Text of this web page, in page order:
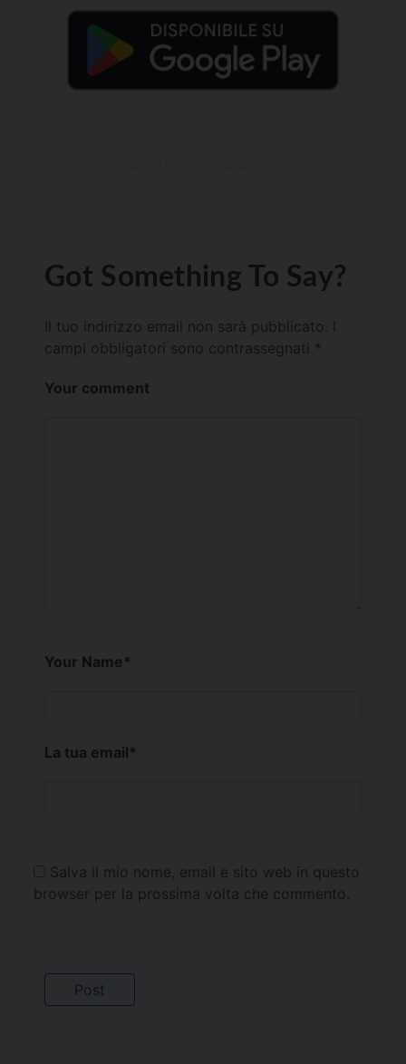
Got Something To Say?
Il tuo indirizzo email non sarà pubblicato.
campi obbligatori sono contrassegnati *
Your comment
Your Name*
La tua email*
Salva il mio nome, email e sito web in questo
browser per la prossima volta che commento.